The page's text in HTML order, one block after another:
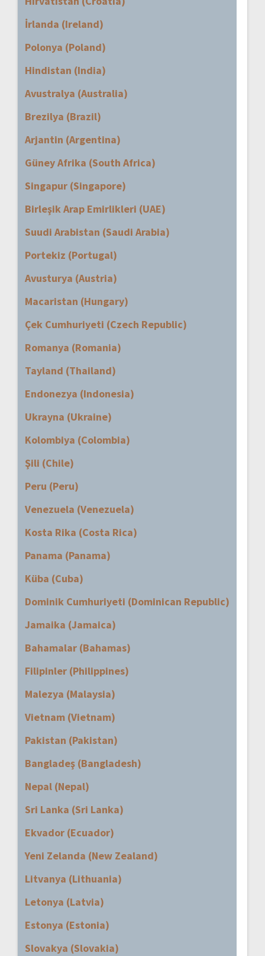
İrlanda (Ireland)
Polonya (Poland)
Hindistan (India)
Avustralya (Australia)
Brezilya (Brazil)
Arjantin (Argentina)
Güney Afrika (South Africa)
Singapur (Singapore)
Birleşik Arap Emirlikleri (UAE)
Suudi Arabistan (Saudi Arabia)
Portekiz (Portugal)
Avusturya (Austria)
Macaristan (Hungary)
Çek Cumhuriyeti (Czech Republic)
Romanya (Romania)
Tayland (Thailand)
Endonezya (Indonesia)
Ukrayna (Ukraine)
Kolombiya (Colombia)
Şili (Chile)
Peru (Peru)
Venezuela (Venezuela)
Kosta Rika (Costa Rica)
Panama (Panama)
Küba (Cuba)
Dominik Cumhuriyeti (Dominican Republic)
Jamaika (Jamaica)
Bahamalar (Bahamas)
Filipinler (Philippines)
Malezya (Malaysia)
Vietnam (Vietnam)
Pakistan (Pakistan)
Bangladeş (Bangladesh)
Nepal (Nepal)
Sri Lanka (Sri Lanka)
Ekvador (Ecuador)
Yeni Zelanda (New Zealand)
Litvanya (Lithuania)
Letonya (Latvia)
Estonya (Estonia)
Slovakya (Slovakia)